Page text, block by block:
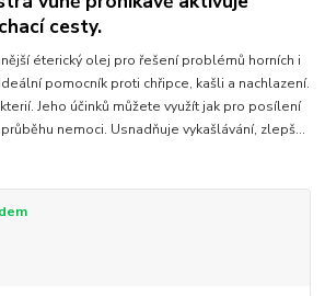
cesty.
éterický olej pro řešení problémů horních i
pomocník proti chřipce, kašli a nachlazení.
Jeho účinků můžete využít jak pro posílení
nemoci. Usnadňuje vykašlávání, zlepš...